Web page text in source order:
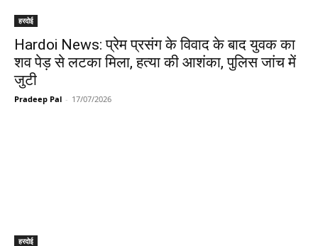
हरदोई
Hardoi News: प्रेम प्रसंग के विवाद के बाद युवक का
शव पेड़ से लटका मिला, हत्या की आशंका, पुलिस जांच में
जुटी
Pradeep Pal - 17/07/2026
हरदोई